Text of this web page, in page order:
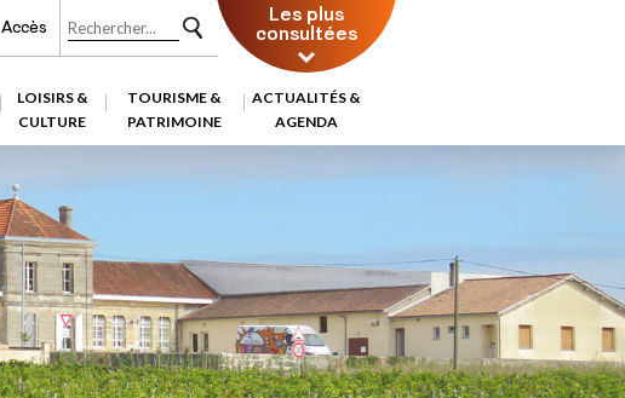
Accès Les plus
consultées
LOISIRS &
CULTURE
TOURISME &
PATRIMOINE
ACTUALITÉS &
AGENDA